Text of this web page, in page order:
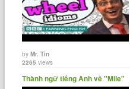
byMr. Tin
2265 views
Thành ngữ tiếng Anh về "Mile"